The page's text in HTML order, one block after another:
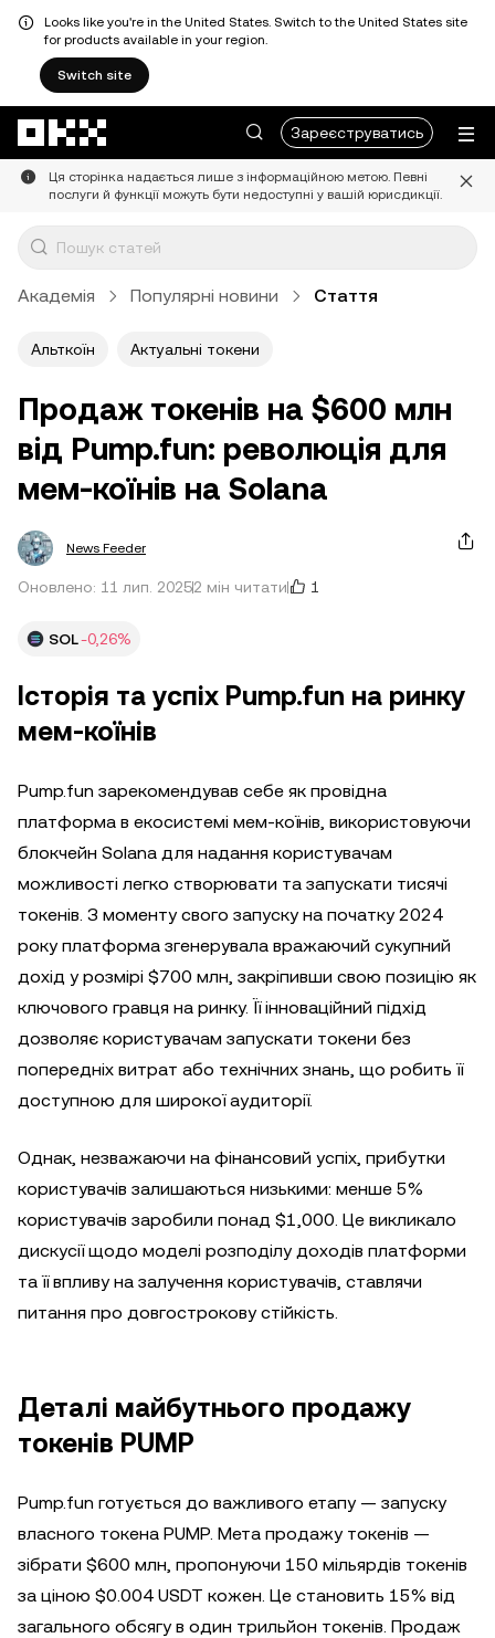
Looks like you're in the United States. Switch to the United States site
for products available in your region.
Switch site
Зареєструватись
Ця сторінка надається лише з інформаційною метою. Певні
послуги й функції можуть бути недоступні у вашій юрисдикції.
Академія Популярні новини Стаття
Альткоїн Актуальні токени
Продаж токенів на $600 млн
від Pump.fun: революція для
мем-коїнів на Solana
News Feeder
Оновлено: 11 лип. 20252 мін читати 1
SOL-0,26%
Історія та успіх Pump.fun на ринку
мем-коїнів
Pump.fun зарекомендував себе як провідна
платформа в екосистемі мем-коїнів, використовуючи
блокчейн Solana для надання користувачам
можливості легко створювати та запускати тисячі
токенів. З моменту свого запуску на початку 2024
року платформа згенерувала вражаючий сукупний
дохід у розмірі $700 млн, закріпивши свою позицію як
ключового гравця на ринку. Її інноваційний підхід
дозволяє користувачам запускати токени без
попередніх витрат або технічних знань, що робить її
доступною для широкої аудиторії.
Однак, незважаючи на фінансовий успіх, прибутки
користувачів залишаються низькими: менше 5%
користувачів заробили понад $1,000. Це викликало
дискусії щодо моделі розподілу доходів платформи
та її впливу на залучення користувачів, ставлячи
питання про довгострокову стійкість.
Деталі майбутнього продажу
токенів PUMP
Pump.fun готується до важливого етапу — запуску
власного токена PUMP. Мета продажу токенів —
зібрати $600 млн, пропонуючи 150 мільярдів токенів
за ціною $0.004 USDT кожен. Це становить 15% від
загального обсягу в один трильйон токенів. Продаж